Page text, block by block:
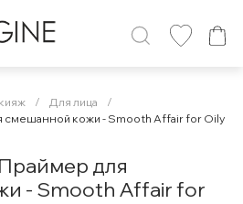
/ Для лица
/
смешанной кожи - Smooth Affair for Oily
для
- Smooth Affair for